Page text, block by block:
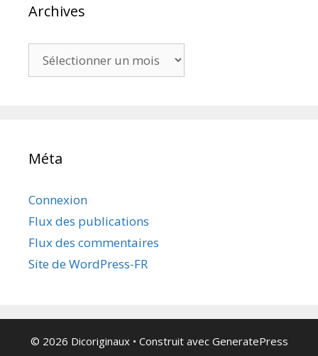
Archives
Méta
Connexion
Flux des publications
Flux des commentaires
Site de WordPress-FR
© 2026 Dicoriginaux• Construit avec GeneratePress